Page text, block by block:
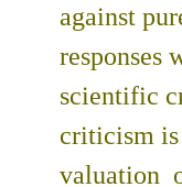
against
responses
scientific
criticism
valuation